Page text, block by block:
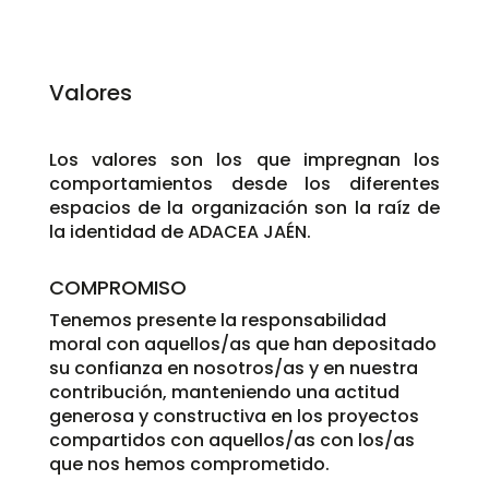
Valores
Los valores son los que impregnan los
comportamientos desde los diferentes
espacios de la organización son la raíz de
la identidad de ADACEA JAÉN.
COMPROMISO
Tenemos presente la responsabilidad
moral con aquellos/as que han depositado
su confianza en nosotros/as y en nuestra
contribución, manteniendo una actitud
generosa y constructiva en los proyectos
compartidos con aquellos/as con los/as
que nos hemos comprometido.